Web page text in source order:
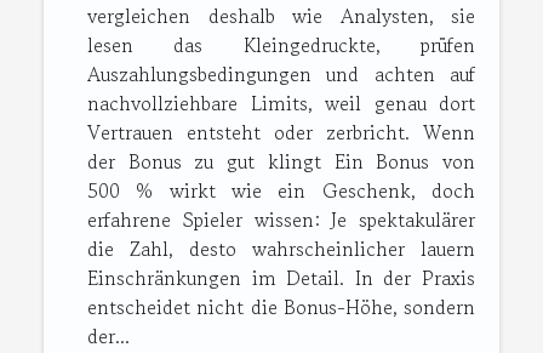
vergleichen deshalb wie Analysten, sie
lesen das Kleingedruckte, prüfen
Auszahlungsbedingungen und achten auf
nachvollziehbare Limits, weil genau dort
Vertrauen entsteht oder zerbricht. Wenn
der Bonus zu gut klingt Ein Bonus von
500 % wirkt wie ein Geschenk, doch
erfahrene Spieler wissen: Je spektakulärer
die Zahl, desto wahrscheinlicher lauern
Einschränkungen im Detail. In der Praxis
entscheidet nicht die Bonus-Höhe, sondern
der...